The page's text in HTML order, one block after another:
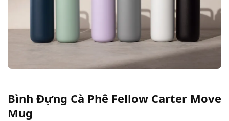
Bình Đựng Cà Phê Fellow Carter Move
Mug